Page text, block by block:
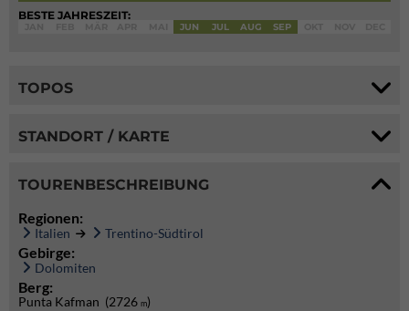
BESTE JAHRESZEIT:
JUN JUL AUG SEP
TOPOS
STANDORT / KARTE
TOURENBESCHREIBUNG
Regionen:
Italien Trentino-Südtirol
Gebirge:
Dolomiten
Berg:
Punta Kafman (2726 m)